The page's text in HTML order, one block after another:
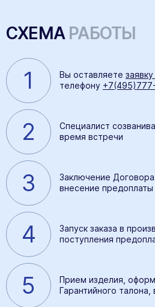
СХЕМА РАБОТЫ
1 Вы оставляете
телефону
2
Специалист
время встречи
3
Заключение Договора
внесение предоплаты
4
Запуск заказа в
поступления
5
Прием изделия,
Гарантийного